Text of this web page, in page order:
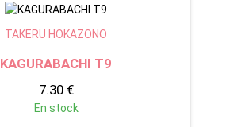
TAKERU HOKAZONO
KAGURABACHI T9
7.30 €
En stock